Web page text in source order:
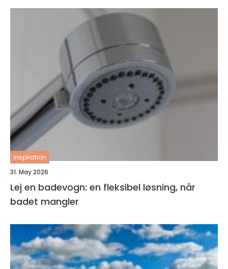
inspiration
31. May 2026
Lej en badevogn: en fleksibel løsning, når
badet mangler